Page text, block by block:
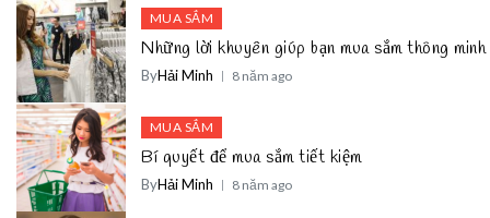
MUA SẮM
Những lời khuyên giúp bạn mua sắm thông minh
ByHải Minh 8 năm ago
MUA SẮM
Bí quyết để mua sắm tiết kiệm
ByHải Minh 8 năm ago